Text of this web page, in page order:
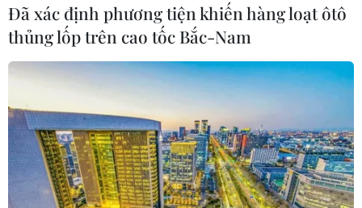
Đã xác định phương tiện khiến hàng loạt ôtô
thủng lốp trên cao tốc Bắc-Nam